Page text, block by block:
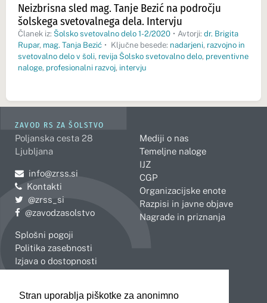
Stran uporablja piškotke za anonimno
Neizbrisna sled mag. Tanje Bezić na področju
šolskega svetovalnega dela. Intervju
Članek iz: Šolsko svetovalno delo 1-2/2020 • Avtorji: dr. Brigita
Rupar, mag. Tanja Bezić • Ključne besede: nadarjeni, razvojno in
svetovalno delo v šoli, revija Šolsko svetovalno delo, preventivne
naloge, profesionalni razvoj, intervju
ZAVOD RS ZA ŠOLSTVO
Poljanska cesta 28
Ljubljana
Pošljite e-mail na
info@zrss.si
Kontakti
Pojdite na Twitter:
@zrss_si
Pojdite na Facebook:
@zavodzasolstvo
Splošni pogoji
Politika zasebnosti
Izjava o dostopnosti
Mediji o nas
Temeljne naloge
IJZ
CGP
Organizacijske enote
Razpisi in javne objave
Nagrade in priznanja
Celje Novo mesto